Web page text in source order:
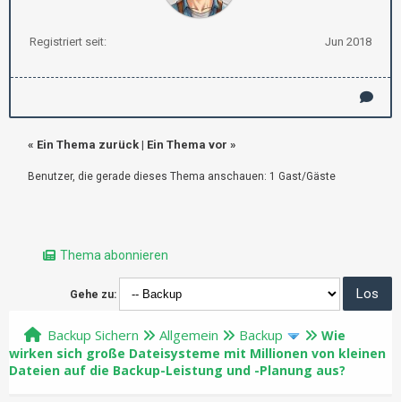
Registriert seit: Jun 2018
« Ein Thema zurück | Ein Thema vor »
Benutzer, die gerade dieses Thema anschauen: 1 Gast/Gäste
Thema abonnieren
Gehe zu:
Backup Sichern Allgemein Backup
Wie
wirken sich große Dateisysteme mit Millionen von kleinen
Dateien auf die Backup-Leistung und -Planung aus?